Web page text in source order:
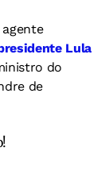
Lula
do
de